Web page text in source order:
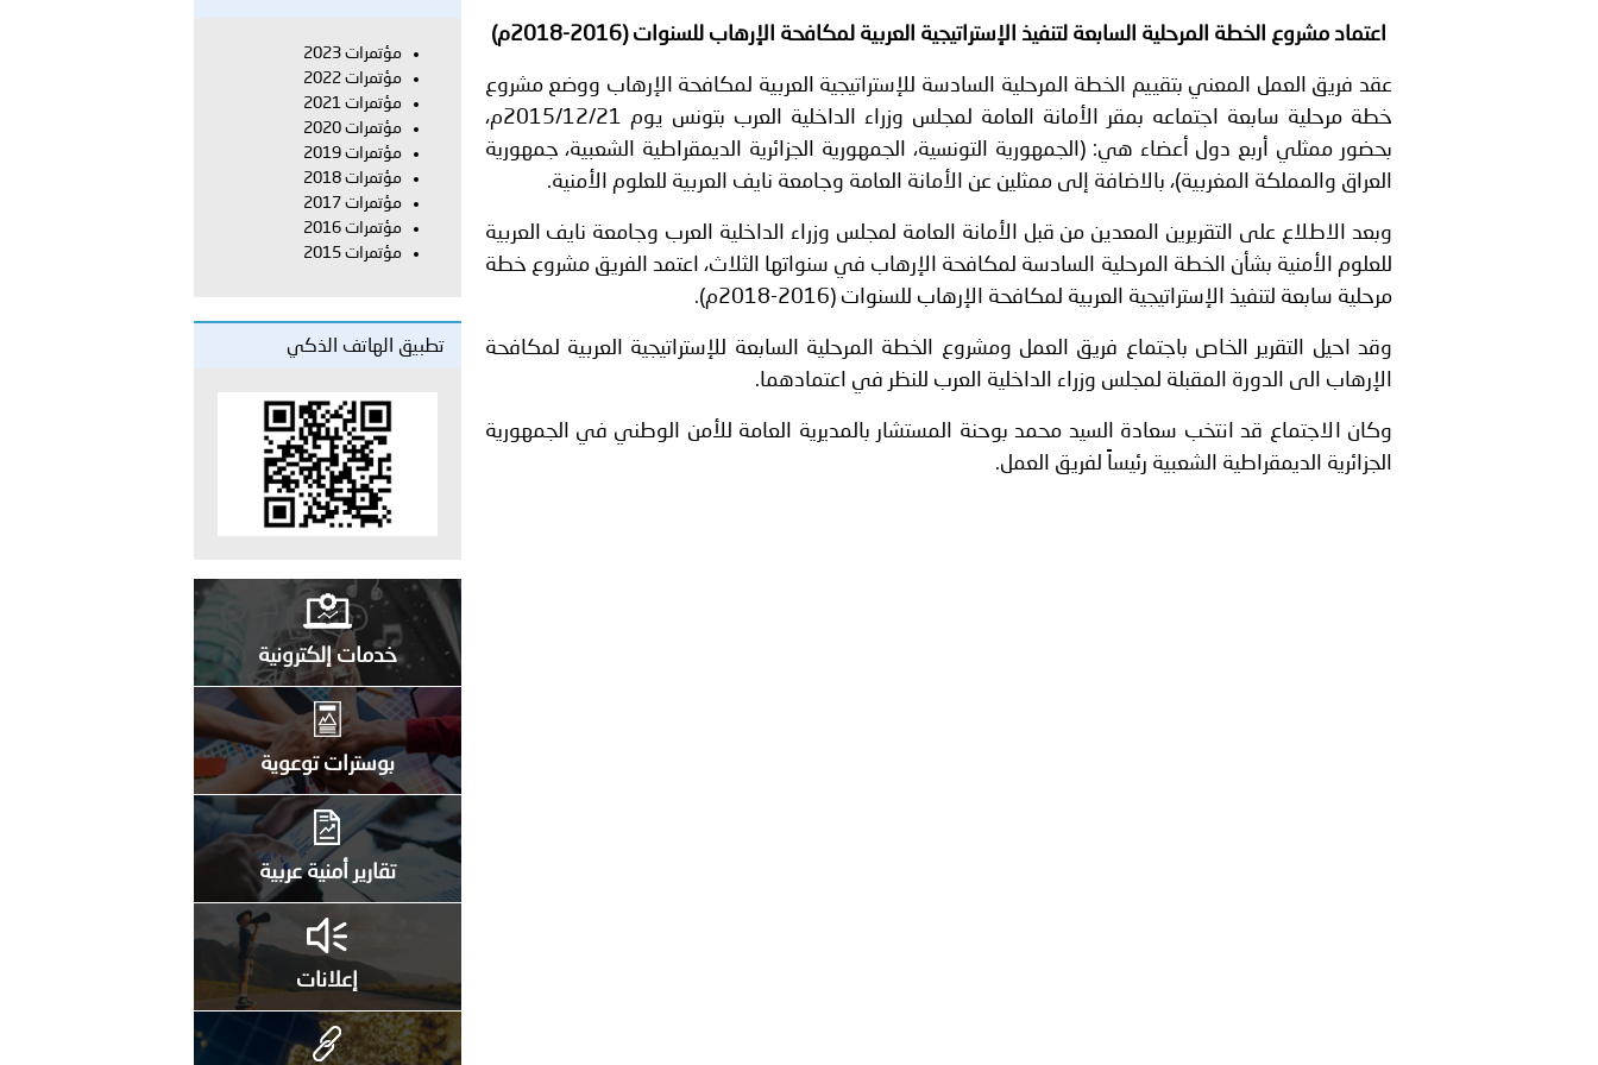
بيان صادر عن الأمانة العامة لمجلس وزراء الداخلية العرب بمناسبة اختتام المؤتمر العربي الثاني عشر للمسؤولين عن الأمن السياحي 2026.
اعتماد مشروع الخطة المرحلية السابعة لتنفيذ الإستراتيجية العربية لمكافحة الإرهاب للسنوات (2016-2018م)
عقد فريق العمل المعني بتقييم الخطة المرحلية السادسة للإستراتيجية العربية لمكافحة الإرهاب ووضع مشروع
خطة مرحلية سابعة اجتماعه بمقر الأمانة العامة لمجلس وزراء الداخلية العرب بتونس يوم 2015/12/21م،
بحضور ممثلي أربع دول أعضاء هي: (الجمهورية التونسية، الجمهورية الجزائرية الديمقراطية الشعبية، جمهورية
العراق والمملكة المغربية)، بالاضافة إلى ممثلين عن الأمانة العامة وجامعة نايف العربية للعلوم الأمنية.
وبعد الاطلاع على التقريرين المعدين من قبل الأمانة العامة لمجلس وزراء الداخلية العرب وجامعة نايف العربية
للعلوم الأمنية بشأن الخطة المرحلية السادسة لمكافحة الإرهاب في سنواتها الثلاث، اعتمد الفريق مشروع خطة
مرحلية سابعة لتنفيذ الإستراتيجية العربية لمكافحة الإرهاب للسنوات (2016-2018م).
وقد احيل التقرير الخاص باجتماع فريق العمل ومشروع الخطة المرحلية السابعة للإستراتيجية العربية لمكافحة
الإرهاب الى الدورة المقبلة لمجلس وزراء الداخلية العرب للنظر في اعتمادهما.
وكان الاجتماع قد انتخب سعادة السيد محمد بوحنة المستشار بالمديرية العامة للأمن الوطني في الجمهورية
الجزائرية الديمقراطية الشعبية رئيساً لفريق العمل.
مؤتمرات 2023
مؤتمرات 2022
مؤتمرات 2021
مؤتمرات 2020
مؤتمرات 2019
مؤتمرات 2018
مؤتمرات 2017
مؤتمرات 2016
مؤتمرات 2015
تطبيق الهاتف الذكي
خدمات إلكترونية
بوسترات توعوية
تقارير أمنية عربية
إعلانات